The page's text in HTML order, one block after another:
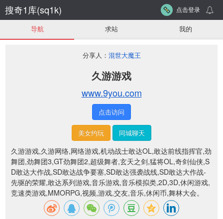
搜奇1库(sq1k) 点击登录
导航 求站 我的
分享人： 混世大魔王
久游游戏
www.9you.com
点击访问
美女约玩 同城聊天
久游游戏,久游网络,网络游戏,机动战士敢达OL,敢达前线指挥官,劲
舞团,劲舞团3,GT劲舞团2,超级舞者,玄天之剑,猛将OL,奇剑仙侠,S
D敢达大作战,SD敢达战争要塞,SD敢达强袭战线,SD敢达大作战-
先驱的荣耀,敢达系列游戏,音乐游戏,音乐模拟类,2D,3D,休闲游戏,
竞速类游戏,MMORPG,视频,游戏,交友,音乐,休闲币,舞林大会。